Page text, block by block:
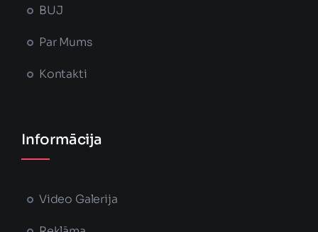
BUJ
Par Mums
Kontakti
Informācija
Video Galerija